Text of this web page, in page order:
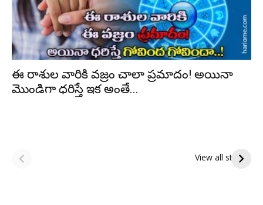
ఈ రాశుల వారికి వజ్రం చాలా ప్రమాదం! అయినా
మొండిగా ధరిస్తే ఇక అంతే...
View all stories
పితృదేవతల ఆశీర్వాదం
ఇంద్రకీలాద్రి గిరి ప్రదక్షిణ